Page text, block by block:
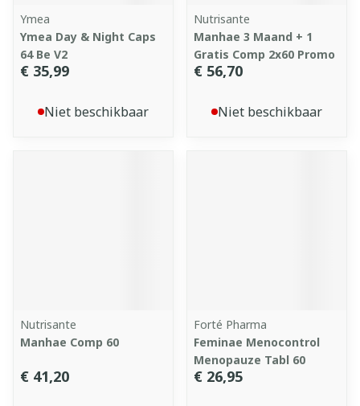
Ymea
Ymea Day & Night Caps
64 Be V2
€ 35,99
Niet beschikbaar
Nutrisante
Manhae 3 Maand + 1
Gratis Comp 2x60 Promo
€ 56,70
Niet beschikbaar
Nutrisante
Manhae Comp 60
€ 41,20
Forté Pharma
Feminae Menocontrol
Menopauze Tabl 60
€ 26,95